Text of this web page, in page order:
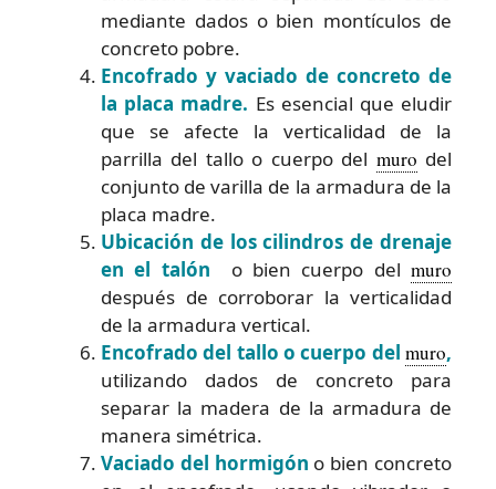
mediante dados o bien montículos de
concreto pobre.
Encofrado y vaciado de concreto de
la placa madre. Es esencial que eludir
que se afecte la verticalidad de la
parrilla del tallo o cuerpo del muro del
conjunto de varilla de la armadura de la
placa madre.
Ubicación de los cilindros de drenaje
en el talón
o bien cuerpo del muro
después de corroborar la verticalidad
de la armadura vertical.
Encofrado del tallo o cuerpo del muro,
utilizando dados de concreto para
separar la madera de la armadura de
manera simétrica.
Vaciado del hormigón o bien concreto